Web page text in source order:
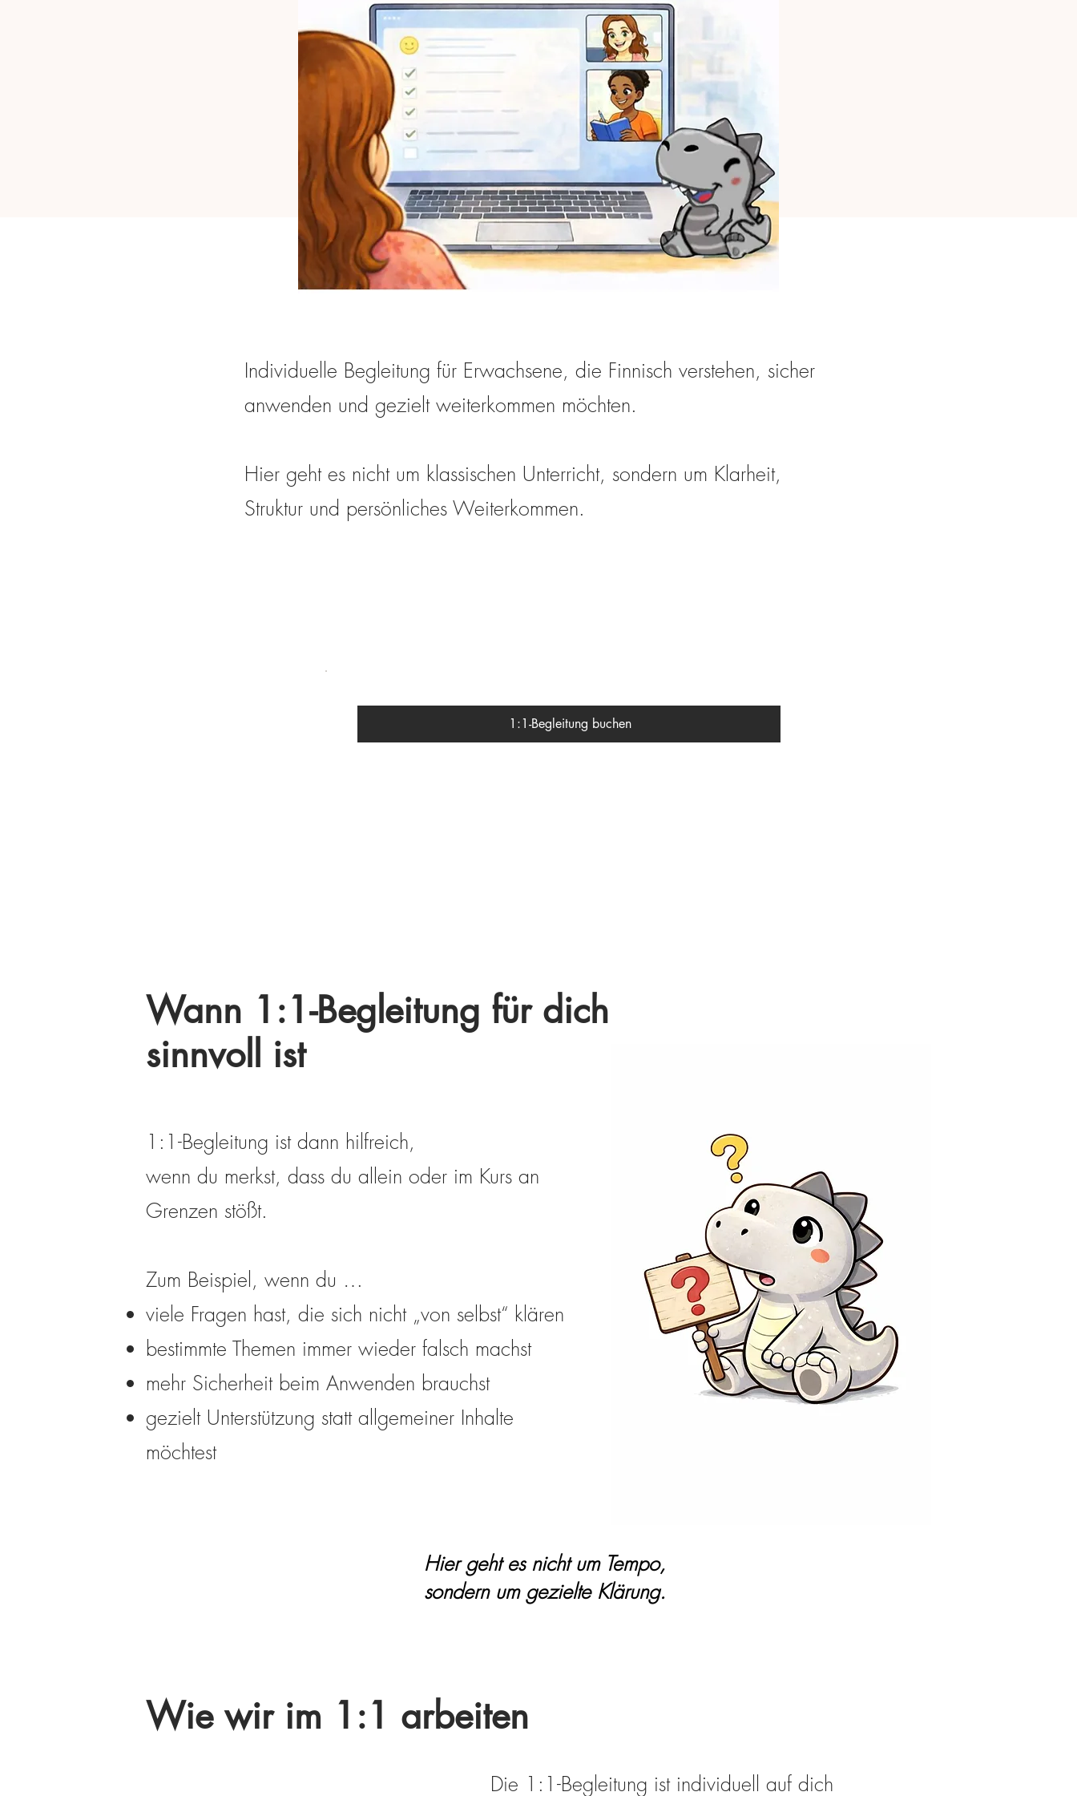
Individuelle Begleitung für Erwachsene, die Finnisch verstehen, sicher
anwenden und gezielt weiterkommen möchten.
Hier geht es nicht um klassischen Unterricht, sondern um Klarheit,
Struktur und persönliches Weiterkommen.
1:1-Begleitung buchen
Wann 1:1-Begleitung für dich
sinnvoll ist
1:1-Begleitung ist dann hilfreich,
wenn du merkst, dass du allein oder im Kurs an
Grenzen stößt.
Zum Beispiel, wenn du …
viele Fragen hast, die sich nicht „von selbst“ klären
bestimmte Themen immer wieder falsch machst
mehr Sicherheit beim Anwenden brauchst
gezielt Unterstützung statt allgemeiner Inhalte
möchtest
Hier geht es nicht um Tempo,
sondern um gezielte Klärung.
Wie wir im 1:1 arbeiten
Die 1:1-Begleitung ist individuell auf dich